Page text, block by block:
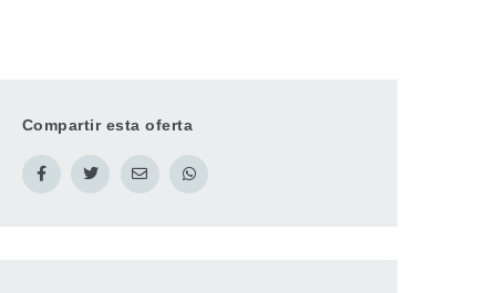
Compartir esta oferta